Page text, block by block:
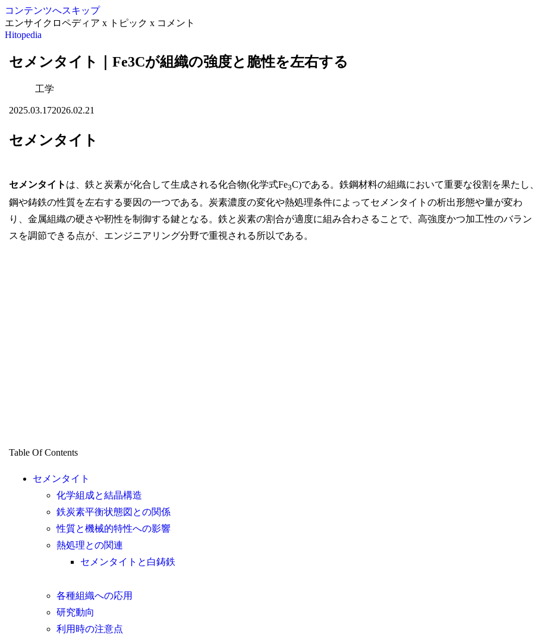
コンテンツへスキップ
エンサイクロペディア x トピック x コメント
Hitopedia
セメンタイト｜Fe3Cが組織の強度と脆性を左右する
工学
2025.03.172026.02.21
セメンタイト
セメンタイト は、鉄と炭素が化合して生成される化合物(化学式Fe3C)である。鉄鋼材料の組織において重要な役割を果たし、
鋼や鋳鉄の性質を左右する要因の一つである。炭素濃度の変化や熱処理条件によってセメンタイトの析出形態や量が変わ
り、金属組織の硬さや靭性を制御する鍵となる。鉄と炭素の割合が適度に組み合わさることで、高強度かつ加工性のバラン
スを調節できる点が、エンジニアリング分野で重視される所以である。
Table Of Contents
セメンタイト
化学組成と結晶構造
鉄炭素平衡状態図との関係
性質と機械的特性への影響
熱処理との関連
セメンタイトと白鋳鉄
各種組織への応用
研究動向
利用時の注意点